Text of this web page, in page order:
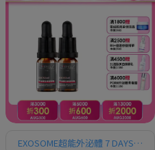
EXOSOME超能外泌體 7 DAYS活